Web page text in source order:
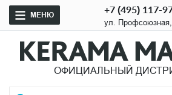
МЕНЮ +7 (495) 117-
ул. Профсоюзная,
ОФИЦИАЛЬНЫЙ